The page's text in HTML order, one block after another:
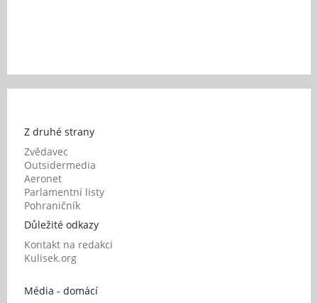
Z druhé strany
Zvědavec
Outsidermedia
Aeronet
Parlamentní listy
Pohraničník
Důležité odkazy
Kontakt na redakci
Kulisek.org
Média - domácí